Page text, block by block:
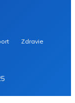
Zdravie